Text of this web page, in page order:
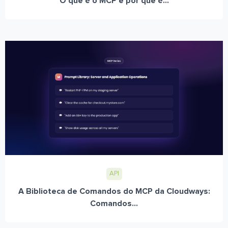
API
A Biblioteca de Comandos do MCP da Cloudways:
Comandos...